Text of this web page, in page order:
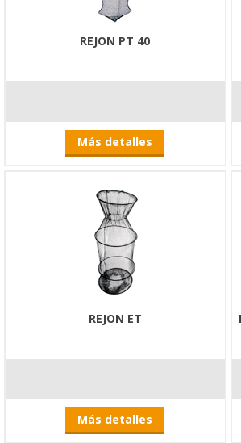
REJON PT 40
Más detalles
REJON ET
Más detalles